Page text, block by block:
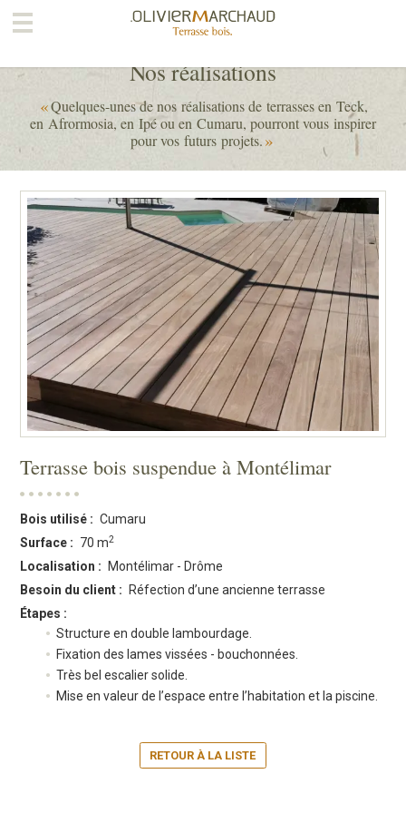
Nos terrasses bois
Les extensions bois
Vente de lames de terrasse
Nos réalisations
Questions fréquentes
Contact
Nos réalisations
«Quelques-unes de nos réalisations de terrasses en Teck,
en Afrormosia, en Ipé ou en Cumaru, pourront vous inspirer
pour vos futurs projets.»
Terrasse bois suspendue à Montélimar
Bois utilisé : Cumaru
Surface : 70 m2
Localisation :
Montélimar - Drôme
Besoin du client :
Réfection d’une ancienne terrasse
Étapes :
Structure en double lambourdage.
Fixation des lames vissées - bouchonnées.
Très bel escalier solide.
Mise en valeur de l’espace entre l’habitation et la piscine.
RETOUR À LA LISTE